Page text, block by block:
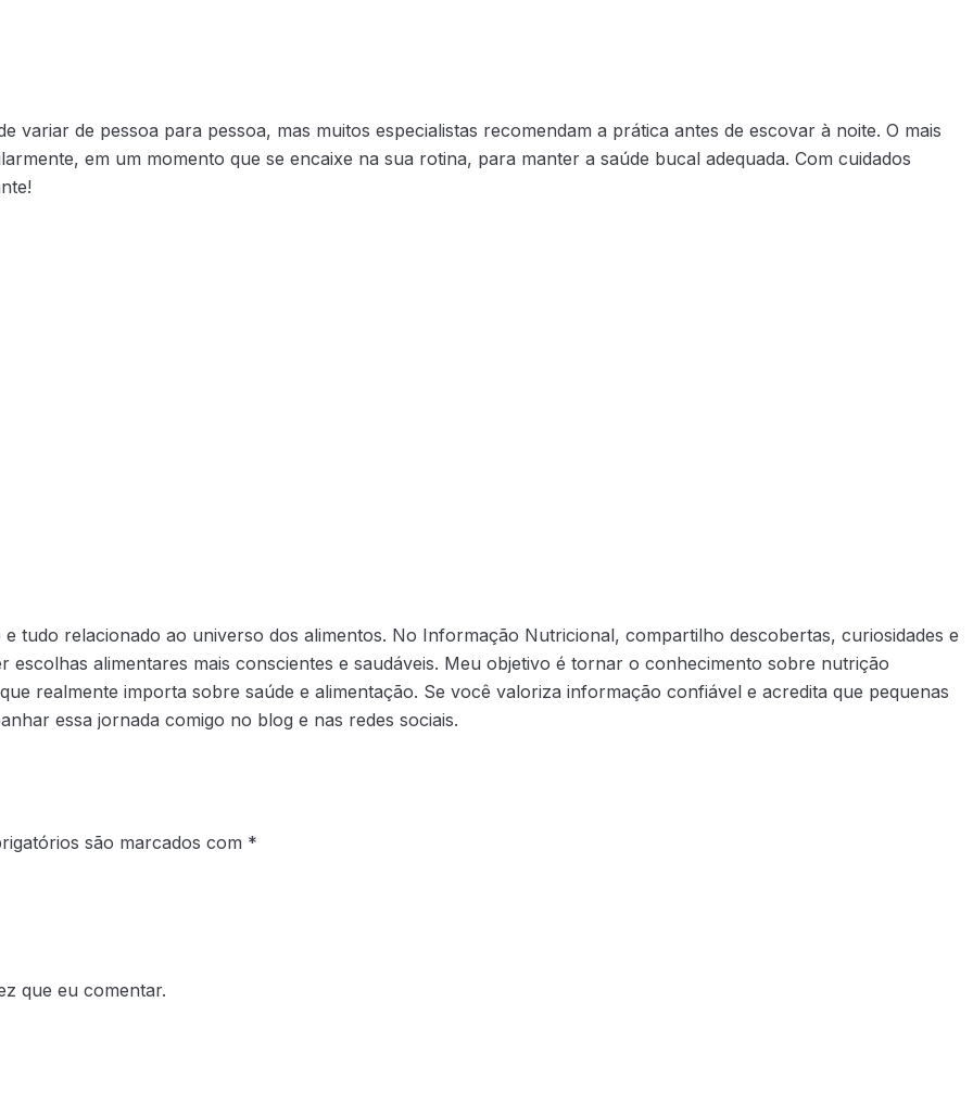
de pessoa para pessoa, mas muitos especialistas recomendam a prática antes de escovar à noite. O mais
em um momento que se encaixe na sua rotina, para manter a saúde bucal adequada. Com cuidados
tudo relacionado ao universo dos alimentos. No Informação Nutricional, compartilho descobertas, curiosidades e
alimentares mais conscientes e saudáveis. Meu objetivo é tornar o conhecimento sobre nutrição
realmente importa sobre saúde e alimentação. Se você valoriza informação confiável e acredita que pequenas
essa jornada comigo no blog e nas redes sociais.
são marcados com *
que eu comentar.